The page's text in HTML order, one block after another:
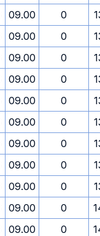
09.00 0
09.00 0
09.00 0
09.00 0
09.00 0
09.00 0
09.00 0
09.00 0
09.00 0
09.00 0
09.00 0